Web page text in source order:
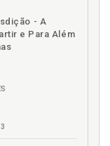
- A
e Para Além